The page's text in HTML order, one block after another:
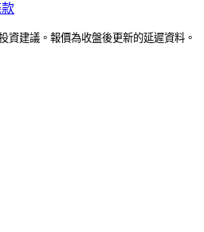
資建議。報價為收盤後更新的延遲資料。